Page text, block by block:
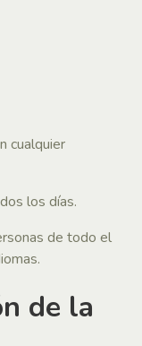
cualquier
los días.
de todo el
de la